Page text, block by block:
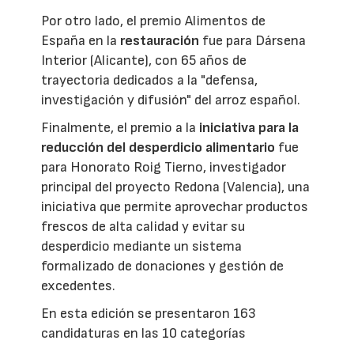
Por otro lado, el premio Alimentos de
España en la restauración fue para Dársena
Interior (Alicante), con 65 años de
trayectoria dedicados a la "defensa,
investigación y difusión" del arroz español.
Finalmente, el premio a la iniciativa para la
reducción del desperdicio alimentario fue
para Honorato Roig Tierno, investigador
principal del proyecto Redona (Valencia), una
iniciativa que permite aprovechar productos
frescos de alta calidad y evitar su
desperdicio mediante un sistema
formalizado de donaciones y gestión de
excedentes.
En esta edición se presentaron 163
candidaturas en las 10 categorías